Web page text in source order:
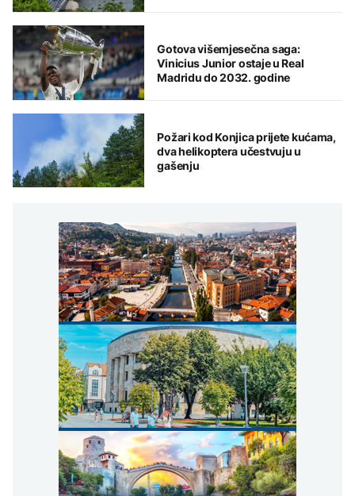
Gotova višemjesečna saga:
Vinicius Junior ostaje u Real
Madridu do 2032. godine
Požari kod Konjica prijete kućama,
dva helikoptera učestvuju u
gašenju